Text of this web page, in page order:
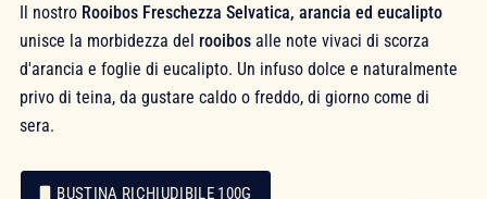
Il nostro Rooibos Freschezza Selvatica, arancia ed eucalipto
unisce la morbidezza del rooibosalle note vivaci di scorza
d'arancia e foglie di eucalipto. Un infuso dolce e naturalmente
privo di teina, da gustare caldo o freddo, di giorno come di
sera.
BUSTINA RICHIUDIBILE 100G